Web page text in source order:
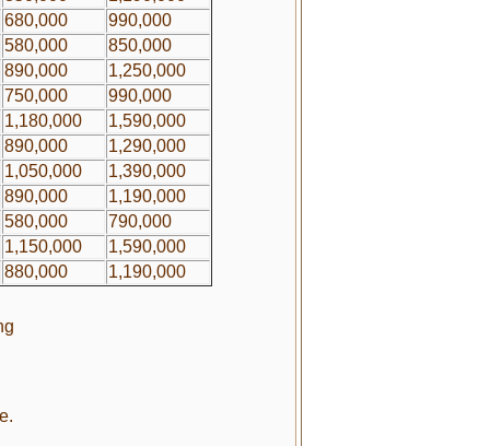
680,000
990,000
580,000
850,000
890,000
1,250,000
750,000
990,000
1,180,000
1,590,000
890,000
1,290,000
1,050,000
1,390,000
890,000
1,190,000
580,000
790,000
1,150,000
1,590,000
880,000
1,190,000